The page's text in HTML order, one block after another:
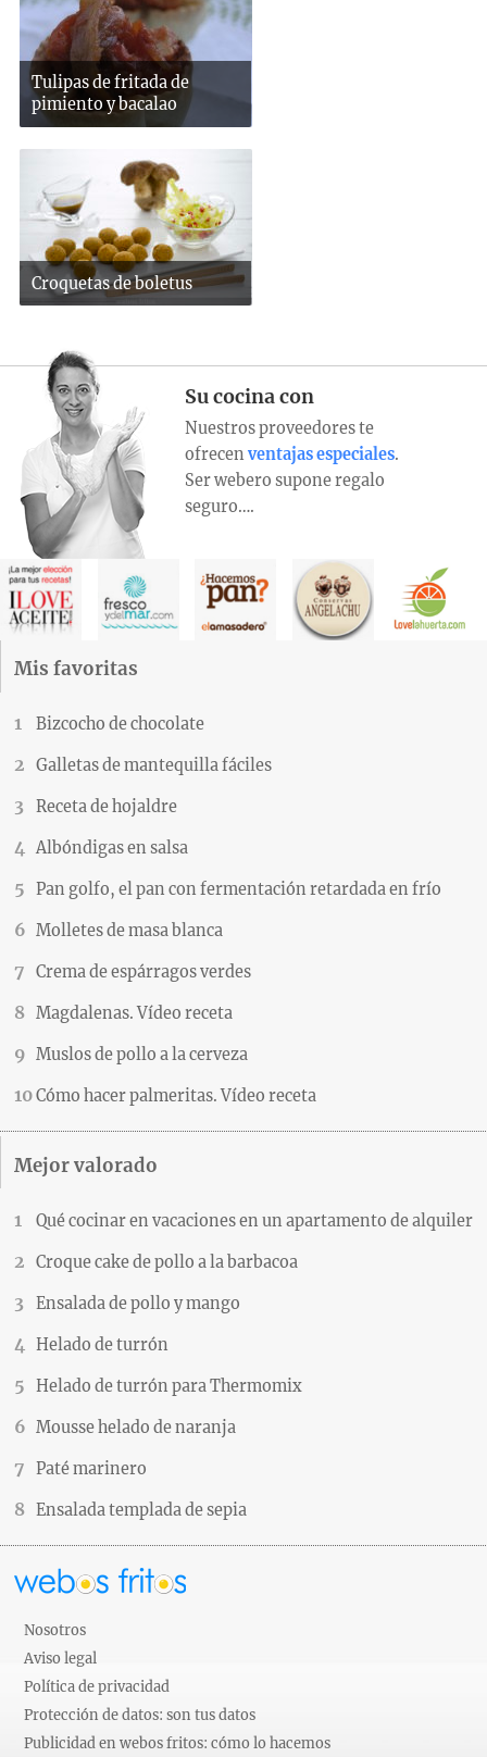
Tulipas de fritada de
pimiento y bacalao
Croquetas de boletus
Su cocina con
Nuestros proveedores te
ofrecen ventajas especiales.
Ser webero supone regalo
seguro….
Mis favoritas
Bizcocho de chocolate
Galletas de mantequilla fáciles
Receta de hojaldre
Albóndigas en salsa
Pan golfo, el pan con fermentación retardada en frío
Molletes de masa blanca
Crema de espárragos verdes
Magdalenas. Vídeo receta
Muslos de pollo a la cerveza
Cómo hacer palmeritas. Vídeo receta
Mejor valorado
Qué cocinar en vacaciones en un apartamento de alquiler
Croque cake de pollo a la barbacoa
Ensalada de pollo y mango
Helado de turrón
Helado de turrón para Thermomix
Mousse helado de naranja
Paté marinero
Ensalada templada de sepia
Nosotros
Aviso legal
Política de privacidad
Protección de datos: son tus datos
Publicidad en webos fritos: cómo lo hacemos